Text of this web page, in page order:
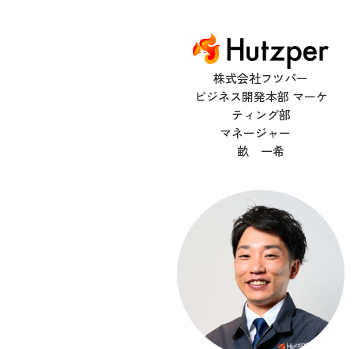
株式会社フツパー
ビジネス開発本部 マーケ
ティング部
マネージャー
畝 一希